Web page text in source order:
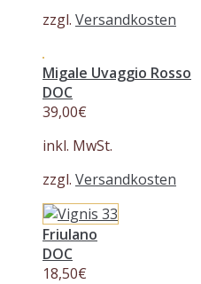
zzgl. Versandkosten
Migale Uvaggio Rosso
DOC
39,00€
inkl. MwSt.
zzgl. Versandkosten
Friulano
DOC
18,50€